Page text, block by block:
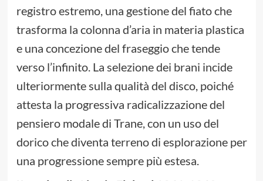
registro estremo, una gestione del fiato che
trasforma la colonna d’aria in materia plastica
e una concezione del fraseggio che tende
verso l’infinito. La selezione dei brani incide
ulteriormente sulla qualità del disco, poiché
attesta la progressiva radicalizzazione del
pensiero modale di Trane, con un uso del
dorico che diventa terreno di esplorazione per
una progressione sempre più estesa.